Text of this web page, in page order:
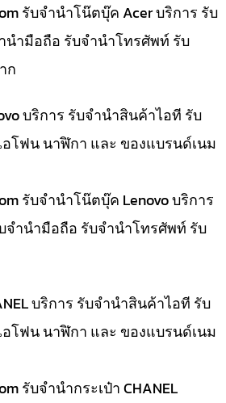
รับจำนำโน๊ตบุ๊ค Acer บริการ รับ
นำมือถือ รับจำนำโทรศัพท์ รับ
ก
บริการ รับจำนำสินค้าไอที รับ
โฟน นาฬิกา และ ของแบรนด์เนม
รับจำนำโน๊ตบุ๊ค Lenovo บริการ
จำนำมือถือ รับจำนำโทรศัพท์ รับ
บริการ รับจำนำสินค้าไอที รับ
โฟน นาฬิกา และ ของแบรนด์เนม
รับจำนำกระเป๋า CHANEL